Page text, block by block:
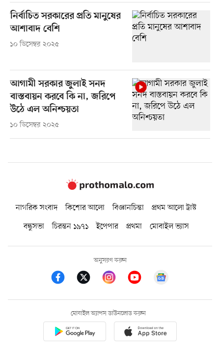
নির্বাচিত সরকারের প্রতি মানুষের
আশাবাদ বেশি
১০ ডিসেম্বর ২০২৫
আগামী সরকার জুলাই সনদ
বাস্তবায়ন করবে কি না, জরিপে
উঠে এল অনিশ্চয়তা
১০ ডিসেম্বর ২০২৫
নাগরিক সংবাদ কিশোর আলো বিজ্ঞানচিন্তা
প্রথম আলো ট্রাস্ট
বন্ধুসভা
চিরন্তন ১৯৭১ ইপেপার প্রথমা মোবাইল ভ্যাস
অনুসরণ করুন
মোবাইল অ্যাপস ডাউনলোড করুন